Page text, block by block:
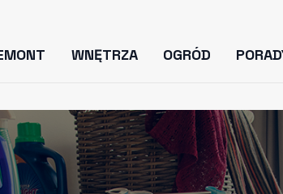
WNĘTRZA OGRÓD